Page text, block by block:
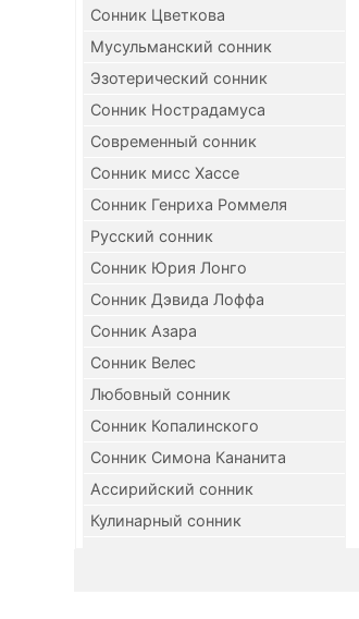
Сонник Цветкова
Мусульманский сонник
Эзотерический сонник
Сонник Нострадамуса
Современный сонник
Сонник мисс Хассе
Сонник Генриха Роммеля
Русский сонник
Сонник Юрия Лонго
Сонник Дэвида Лоффа
Сонник Азара
Сонник Велес
Любовный сонник
Сонник Копалинского
Сонник Симона Кананита
Ассирийский сонник
Кулинарный сонник